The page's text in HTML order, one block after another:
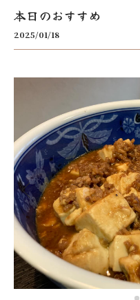
本日のおすすめ
2025/01/18